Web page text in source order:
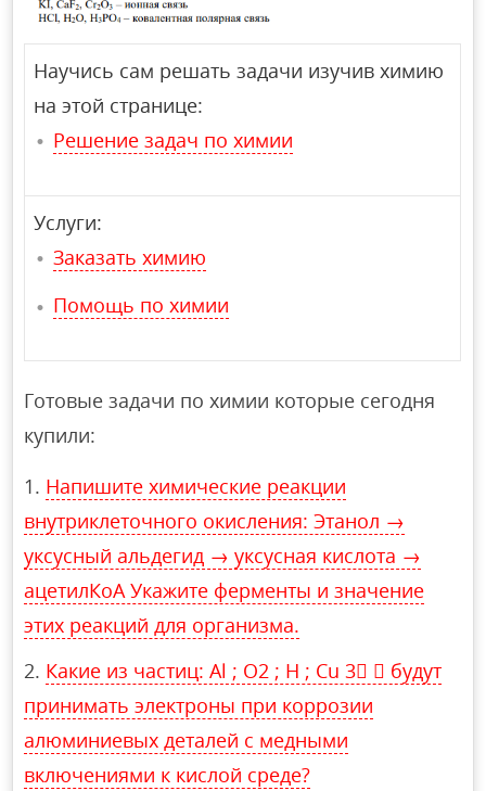
Научись сам решать задачи изучив химию
на этой странице:
Решение задач по химии
Услуги:
Заказать химию
Помощь по химии
Готовые задачи по химии которые сегодня
купили:
Напишите химические реакции
внутриклеточного окисления: Этанол →
уксусный альдегид → уксусная кислота →
ацетилКоА Укажите ферменты и значение
этих реакций для организма.
Какие из частиц: Al ; O2 ; H ; Cu 3  будут
принимать электроны при коррозии
алюминиевых деталей с медными
включениями к кислой среде?